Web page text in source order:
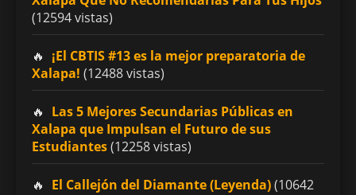
(12594 vistas)
¡El CBTIS #13 es la mejor preparatoria de
Xalapa! (12488 vistas)
Las 5 Mejores Secundarias Públicas en
Xalapa que Impulsan el Futuro de sus
Estudiantes(12258 vistas)
El Callejón del Diamante (Leyenda)(10642